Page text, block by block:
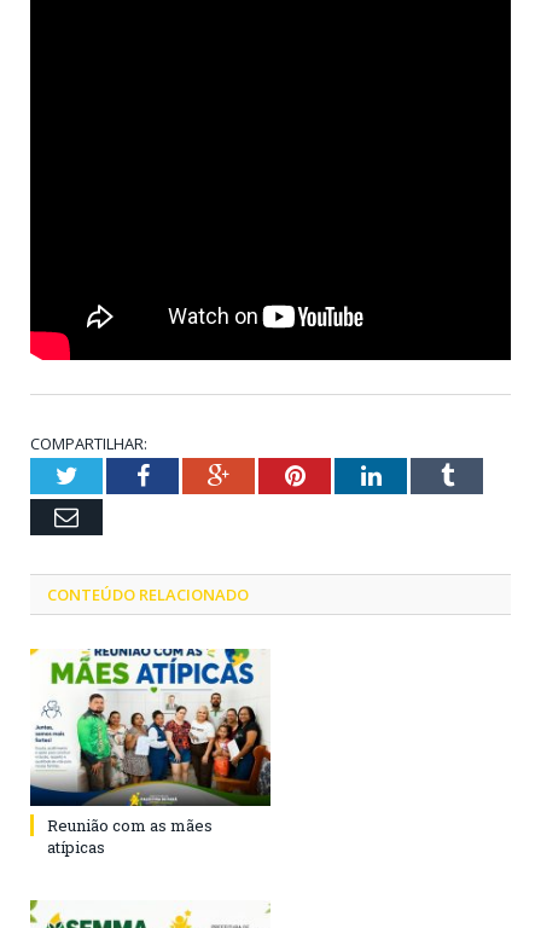
COMPARTILHAR:
TwitterFacebookGoogle+PinterestLinkedInTumblr
Email
CONTEÚDO RELACIONADO
Reunião com as mães
atípicas